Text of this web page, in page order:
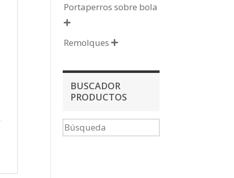
Portaperros sobre bola

Remolques 
BUSCADOR
PRODUCTOS